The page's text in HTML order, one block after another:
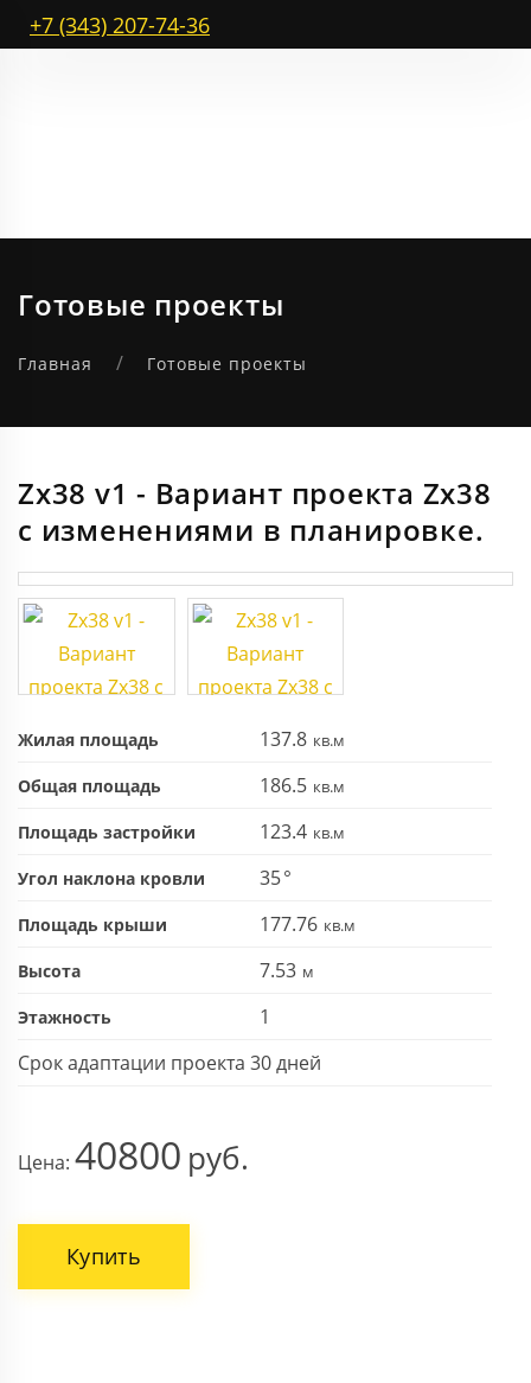
+7 (343) 207-74-36
Готовые проекты
Главная Готовые проекты
Zx38 v1 - Вариант проекта Zx38
с изменениями в планировке.
Жилая площадь 137.8
Общая площадь 186.5
Площадь застройки 123.4
Угол наклона кровли 35
Площадь крыши 177.76
Высота 7.53
Этажность
1
Срок адаптации проекта 30 дней
Цена: 40800
Купить